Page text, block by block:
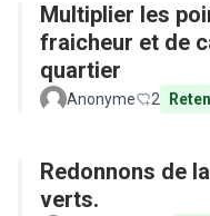
Multiplier les
fraicheur et de
quartier
Anonyme 2
Redonnons de
verts.